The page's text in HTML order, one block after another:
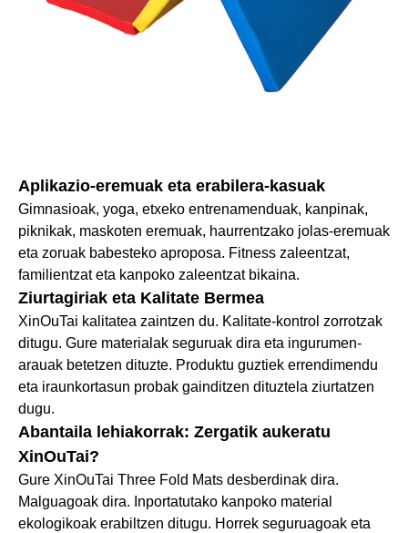
Aplikazio-eremuak eta erabilera-kasuak
Gimnasioak, yoga, etxeko entrenamenduak, kanpinak,
piknikak, maskoten eremuak, haurrentzako jolas-eremuak
eta zoruak babesteko aproposa. Fitness zaleentzat,
familientzat eta kanpoko zaleentzat bikaina.
Ziurtagiriak eta Kalitate Bermea
XinOuTai kalitatea zaintzen du. Kalitate-kontrol zorrotzak
ditugu. Gure materialak seguruak dira eta ingurumen-
arauak betetzen dituzte. Produktu guztiek errendimendu
eta iraunkortasun probak gainditzen dituztela ziurtatzen
dugu.
Abantaila lehiakorrak: Zergatik aukeratu
XinOuTai?
Gure XinOuTai Three Fold Mats desberdinak dira.
Malguagoak dira. Inportatutako kanpoko material
ekologikoak erabiltzen ditugu. Horrek seguruagoak eta